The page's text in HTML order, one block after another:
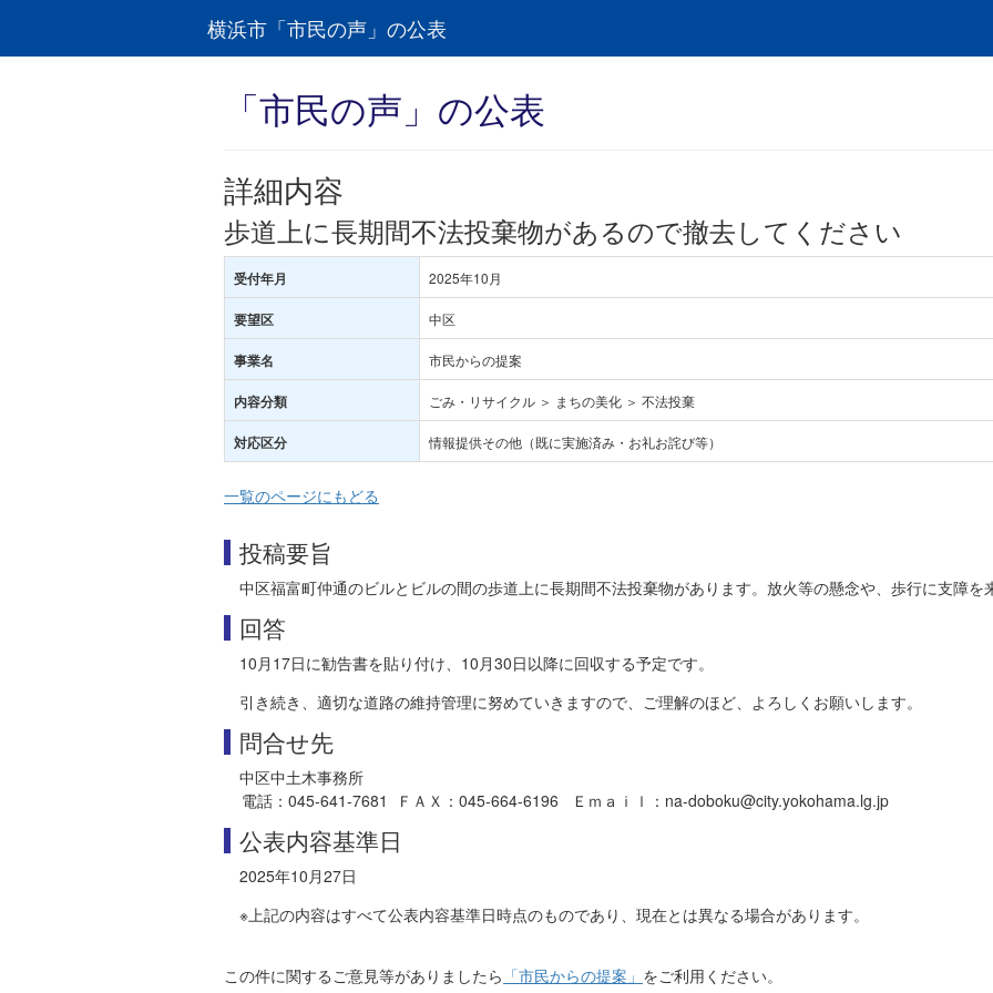
横浜市「市民の声」の公表
「市民の声」の公表
詳細内容
歩道上に長期間不法投棄物があるので撤去してください
受付年月 2025年10月
要望区 中区
事業名 市民からの提案
内容分類 ごみ・リサイクル ＞ まちの美化 ＞ 不法投棄
対応区分 情報提供その他（既に実施済み・お礼お詫び等）
一覧のページにもどる
投稿要旨
中区福富町仲通のビルとビルの間の歩道上に長期間不法投棄物があります。放火等の懸念や、歩行に支障を
回答
10月17日に勧告書を貼り付け、10月30日以降に回収する予定です。
引き続き、適切な道路の維持管理に努めていきますので、ご理解のほど、よろしくお願いします。
問合せ先
中区中土木事務所
電話：045-641-7681 ＦＡＸ：045-664-6196 Ｅｍａｉｌ：na-doboku@city.yokohama.lg.jp
公表内容基準日
2025年10月27日
※上記の内容はすべて公表内容基準日時点のものであり、現在とは異なる場合があります。
この件に関するご意見等がありましたら 「市民からの提案」 をご利用ください。